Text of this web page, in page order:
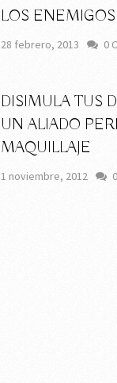
LOS
28 febrero, 2013 0
DISIMULA TUS
UN ALIADO
MAQUILLAJE
1 noviembre, 2012